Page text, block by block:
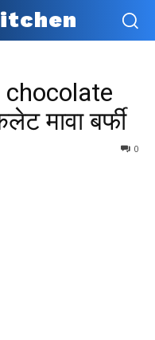
chocolate
मावा बर्फी
0